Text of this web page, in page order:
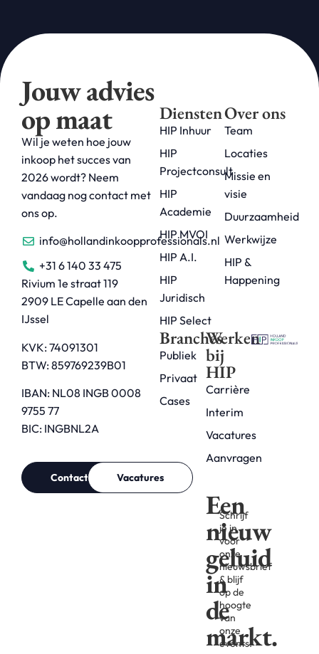
Jouw advies
op maat
Wil je weten hoe jouw
inkoop het succes van
2026 wordt? Neem
vandaag nog contact met
ons op.
info@hollandinkoopprofessionals.nl
+31 6 140 33 475
Rivium 1e straat 119
2909 LE Capelle aan den
IJssel
KVK: 74091301
BTW: 859769239B01
IBAN: NL08 INGB 0008
9755 77
BIC: INGBNL2A
Contact Vacatures
Diensten
HIP Inhuur
HIP
Projectconsult
HIP
Academie
HIP MVOI
HIP A.I.
HIP
Juridisch
HIP Select
Over ons
Team
Locaties
Missie en
visie
Duurzaamheid
Werkwijze
HIP &
Happening
Branches
Publiek
Privaat
Cases
Werken
bij
HIP
Carrière
Interim
Vacatures
Aanvragen
Een
nieuw
geluid
in
de
markt.
Schrijf
je in
voor
onze
nieuwsbrief
& blijf
op de
hoogte
van
onze
events.